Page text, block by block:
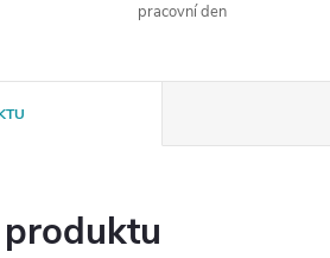
pracovní den